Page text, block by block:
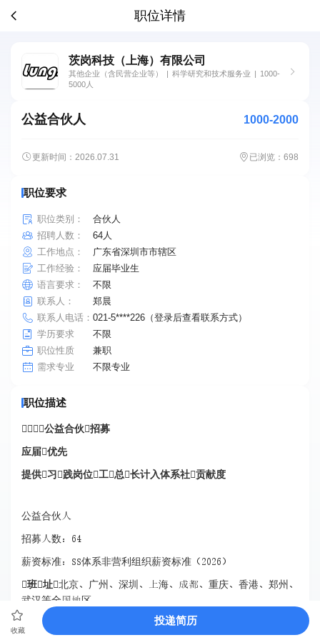
职位详情
茨岗科技（上海）有限公司
其他企业（含民营企业等） | 科学研究和技术服务业 | 1000-
5000人
公益合伙人 1000-2000
更新时间：2026.07.31 已浏览：698
职位要求
职位类别：
合伙人
招聘人数：
64人
工作地点：
广东省深圳市市辖区
工作经验：
应届毕业生
语言要求：
不限
联系人：
郑晨
联系人电话： 021-5****226（登录后查看联系方式）
学历要求
不限
职位性质
兼职
需求专业
不限专业
职位描述
公益合伙招募
应届优先
提供习践岗位工总长计入体系社贡献度
公益合伙
招募数
薪资标准体系非营利组织薪资标准
班址北京广州深圳海重庆香港郑州
武汉等全区
项目业 公益公益基金
收藏
投递简历